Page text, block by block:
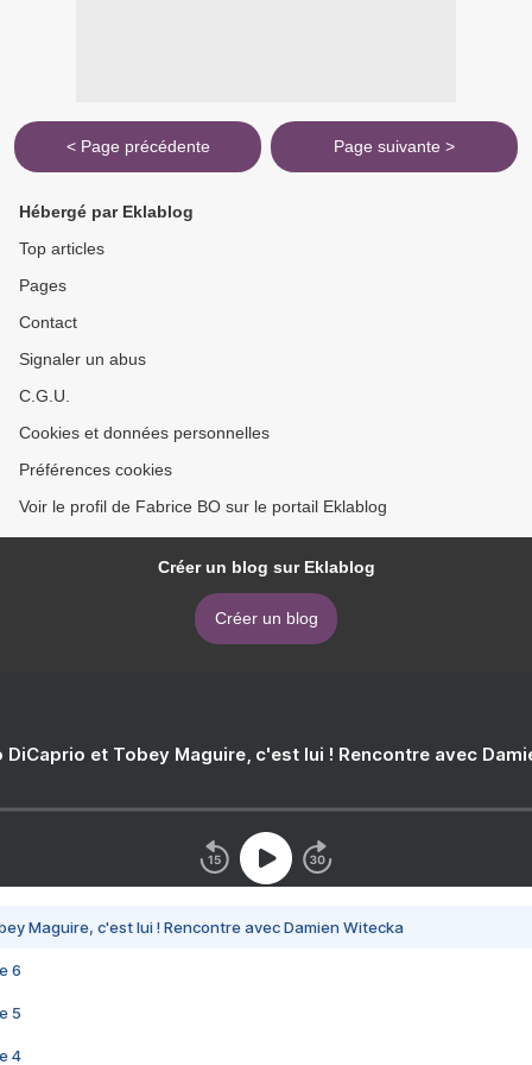
< Page précédente Page suivante >
Hébergé par Eklablog
Top articles
Pages
Contact
Signaler un abus
C.G.U.
Cookies et données personnelles
Préférences cookies
Voir le profil de Fabrice BO sur le portail Eklablog
Créer un blog sur Eklablog
Créer un blog
DiCaprio et Tobey Maguire, c'est lui ! Rencontre avec
Maguire, c'est lui ! Rencontre avec Damien Witecka
6
5
4